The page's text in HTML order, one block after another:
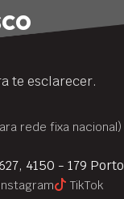
te esclarecer.
rede fixa nacional)
4150 - 179 Porto
TikTok